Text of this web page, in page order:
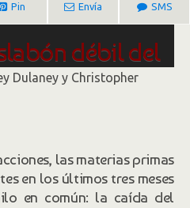
Pin Envía SMS
débil del
Dulaney y Christopher
las materias primas
en los últimos tres meses
en común: la caída del